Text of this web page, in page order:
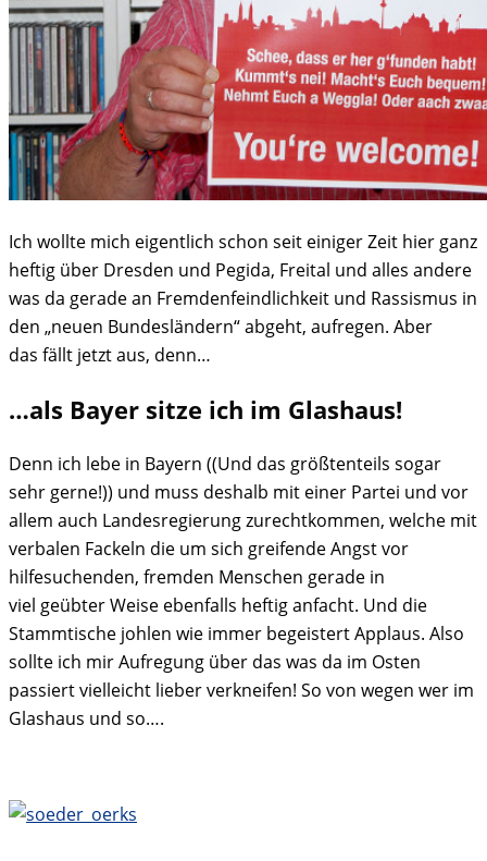
Ich wollte mich eigentlich schon seit einiger Zeit hier ganz
heftig über Dresden und Pegida, Freital und alles andere
was da gerade an Fremdenfeindlichkeit und Rassismus in
den „neuen Bundesländern“ abgeht, aufregen. Aber
das fällt jetzt aus, denn…
…als Bayer sitze ich im Glashaus!
Denn ich lebe in Bayern ((Und das größtenteils sogar
sehr gerne!)) und muss deshalb mit einer Partei und vor
allem auch Landesregierung zurechtkommen, welche mit
verbalen Fackeln die um sich greifende Angst vor
hilfesuchenden, fremden Menschen gerade in
viel geübter Weise ebenfalls heftig anfacht. Und die
Stammtische johlen wie immer begeistert Applaus. Also
sollte ich mir Aufregung über das was da im Osten
passiert vielleicht lieber verkneifen! So von wegen wer im
Glashaus und so….